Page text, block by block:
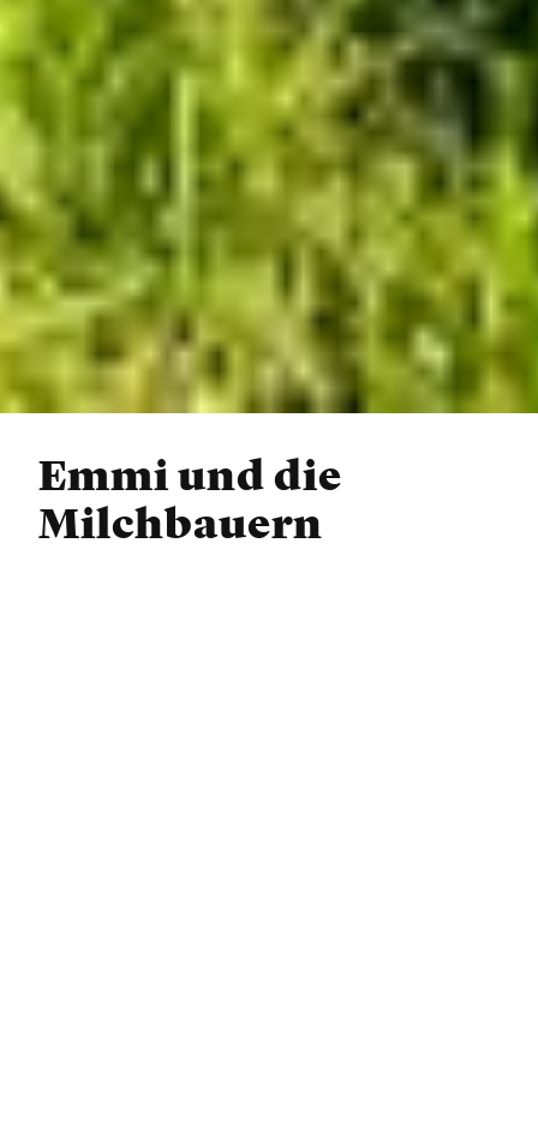
Emmi und die
Milchbauern